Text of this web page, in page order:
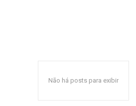
Não há posts para exibir